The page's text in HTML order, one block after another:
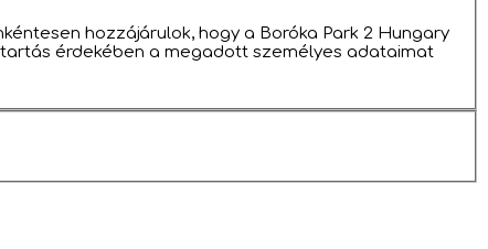
hozzájárulok, hogy a Boróka Park 2 Hungary
érdekében a megadott személyes adataimat